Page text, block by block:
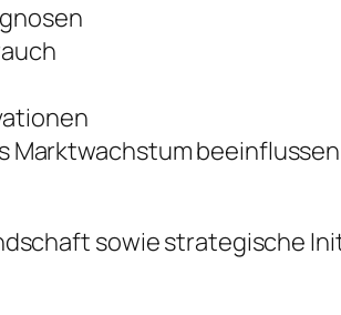
Marktwachstum beeinflussen
sowie strategische